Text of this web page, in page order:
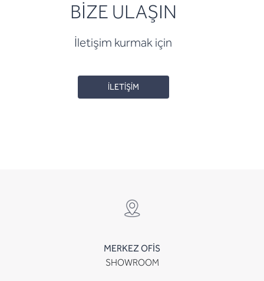
BİZE ULAŞIN
İletişim kurmak için
İLETİŞİM
MERKEZ OFİS
SHOWROOM